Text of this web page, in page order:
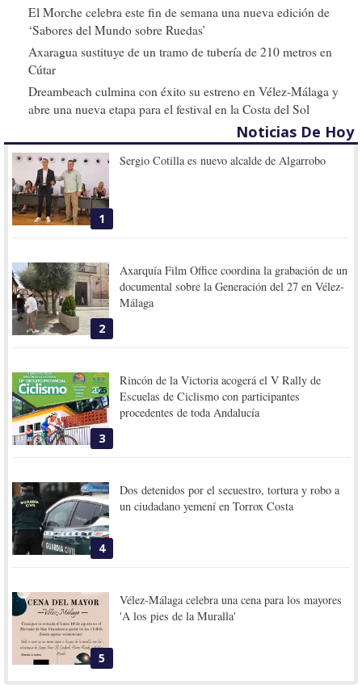
El Morche celebra este fin de semana una nueva edición de
‘Sabores del Mundo sobre Ruedas’
Axaragua sustituye de un tramo de tubería de 210 metros en
Cútar
Dreambeach culmina con éxito su estreno en Vélez-Málaga y
abre una nueva etapa para el festival en la Costa del Sol
Noticias De Hoy
1
Sergio Cotilla es nuevo alcalde de Algarrobo
2
Axarquía Film Office coordina la grabación de un
documental sobre la Generación del 27 en Vélez-
Málaga
3
Rincón de la Victoria acogerá el V Rally de
Escuelas de Ciclismo con participantes
procedentes de toda Andalucía
4
Dos detenidos por el secuestro, tortura y robo a
un ciudadano yemení en Torrox Costa
5
Vélez-Málaga celebra una cena para los mayores
'A los pies de la Muralla'